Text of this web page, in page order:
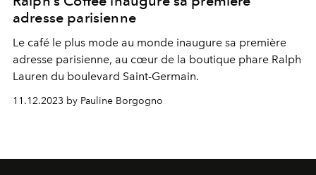
adresse parisienne
Le café le plus mode au monde inaugure sa première
adresse parisienne, au cœur de la boutique phare Ralph
Lauren du boulevard Saint-Germain.
11.12.2023 by Pauline Borgogno